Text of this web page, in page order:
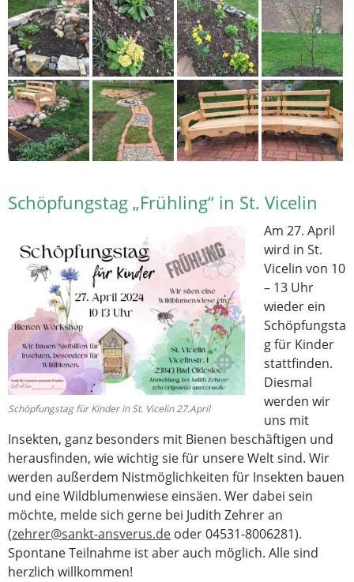
Schöpfungstag „Frühling“ in St. Vicelin
Schöpfungstag für Kinder in St. Vicelin 27.April
Am 27. April
wird in St.
Vicelin von 10
– 13 Uhr
wieder ein
Schöpfungsta
g für Kinder
stattfinden.
Diesmal
werden wir
uns mit
Insekten, ganz besonders mit Bienen beschäftigen und
herausfinden, wie wichtig sie für unsere Welt sind. Wir
werden außerdem Nistmöglichkeiten für Insekten bauen
und eine Wildblumenwiese einsäen. Wer dabei sein
möchte, melde sich gerne bei Judith Zehrer an
(zehrer@sankt-ansverus.de oder 04531-8006281).
Spontane Teilnahme ist aber auch möglich. Alle sind
herzlich willkommen!